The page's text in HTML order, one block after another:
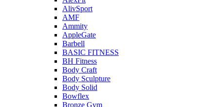
AlivSport
AMF
Ammity
AppleGate
Barbell
BASIC FITNESS
BH Fitness
Body Craft
Body Sculpture
Body Solid
Bowflex
Bronze Gym